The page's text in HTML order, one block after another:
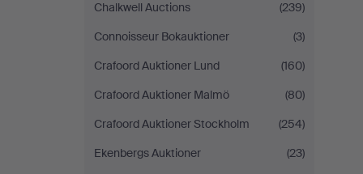
Chalkwell Auctions
(239)
Connoisseur Bokauktioner
(3)
Crafoord Auktioner Lund
(160)
Crafoord Auktioner Malmö
(80)
Crafoord Auktioner Stockholm
(254)
Ekenbergs Auktioner
(23)